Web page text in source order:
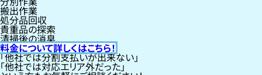
搬出作業
処分品回収
貴重品の探索
清掃後の消臭
料金について詳しくはこちら！
「他社では分割支払いが出来ない」
「他社では対応エリア外だった」